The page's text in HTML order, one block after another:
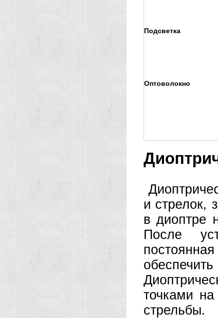
Подсветка
Оптоволокно
и стрелок,
в диоптре
После
точками
стрельбы.